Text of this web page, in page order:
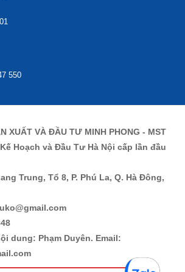
tiện dụng và thẩm mỹ:
dễ phối với nhiều phong cách nội thất
tinh tế, giúp không gian ngủ thêm
khóa kéo tiện lợi để tháo rời khi cần
đến sự gọn gàng, thanh lịch, giúp
sáng, tạo cảm giác thoải mái và thư
của chăn ga gối Misuko
với người dùng
550
XUẤT VÀ ĐẦU TƯ MINH PHONG - MST
Hoạch và Đầu Tư Hà Nội cấp lần đầu
Trung, Tổ 8, P. Phú La, Q. Hà Đông,
dung: Phạm Duyên. Email: